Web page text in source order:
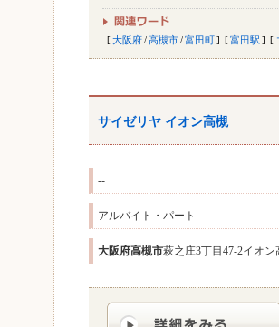
大阪府/高槻市/富田町 富田駅
サイゼリヤ イオン高槻
--
アルバイト・パート
大阪府高槻市萩之庄3丁目47-2イオン